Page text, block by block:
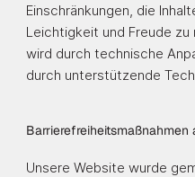
Einschränkungen, die
Leichtigkeit und Freude zu
wird durch technische
durch unterstützende
Barrierefreiheitsmaßnahmen
Unsere Website wurde